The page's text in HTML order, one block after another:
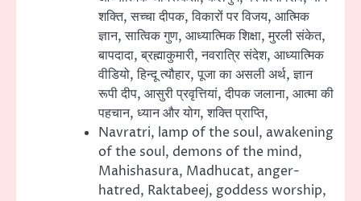
शक्ति, सच्चा दीपक, विकारों पर विजय, आत्मिक
ज्ञान, सात्विक गुण, आध्यात्मिक शिक्षा, मुरली संकेत,
बापदादा, ब्रह्माकुमारी, नवरात्रि संदेश, आध्यात्मिक
वीडियो, हिन्दू त्यौहार, पूजा का असली अर्थ, ज्ञान
रूपी दीप, आसुरी प्रवृत्तियां, दीपक जलाना, आत्मा की
पहचान, ध्यान और योग, शक्ति प्राप्ति,
Navratri, lamp of the soul, awakening
of the soul, demons of the mind,
Mahishasura, Madhucat, anger-
hatred, Raktabeej, goddess worship,